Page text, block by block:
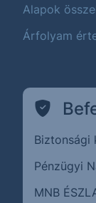
Alapok
Árfolyam
Biztonsági
Pénzügyi
MNB